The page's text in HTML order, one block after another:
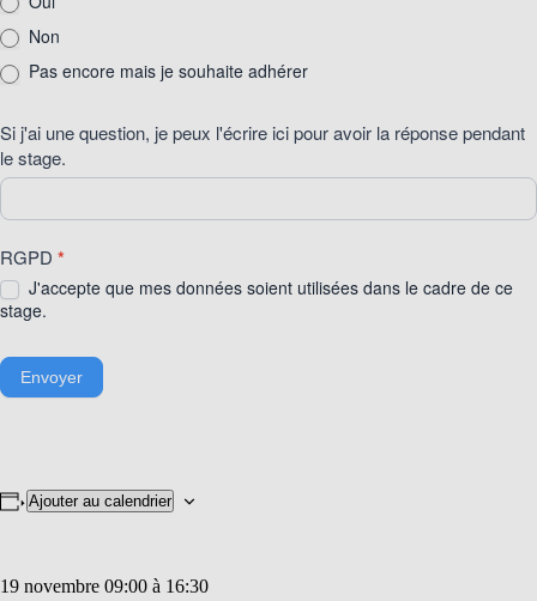
Non
Pas encore mais je souhaite adhérer
Si j'ai une question, je peux l'écrire ici pour avoir la réponse pendant
le stage.
RGPD *
stage.
Envoyer
Ajouter au calendrier
19 novembre 09:00 à 16:30